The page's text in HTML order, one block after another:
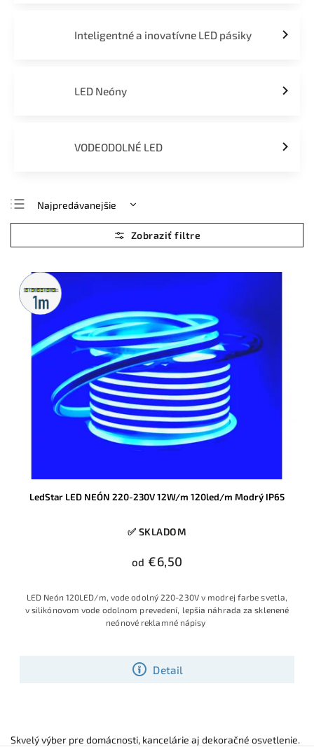
Inteligentné a inovatívne LED pásiky
LED Neóny
VODEODOLNÉ LED
Najpredávanejšie
Najlacnejšie
Najdrahšie
Abecedne
Metrážny
predaj
LedStar LED NEÓN 220-230V 12W/m 120led/m Modrý IP65
✅ SKLADOM
od €6,50
Detail
LED Neón 120LED/m, vode odolný 220-230V v modrej farbe svetla,
v silikónovom vode odolnom prevedení, lepšia náhrada za sklenené
neónové reklamné nápisy
Skvelý výber pre domácnosti, kancelárie aj dekoračné osvetlenie.